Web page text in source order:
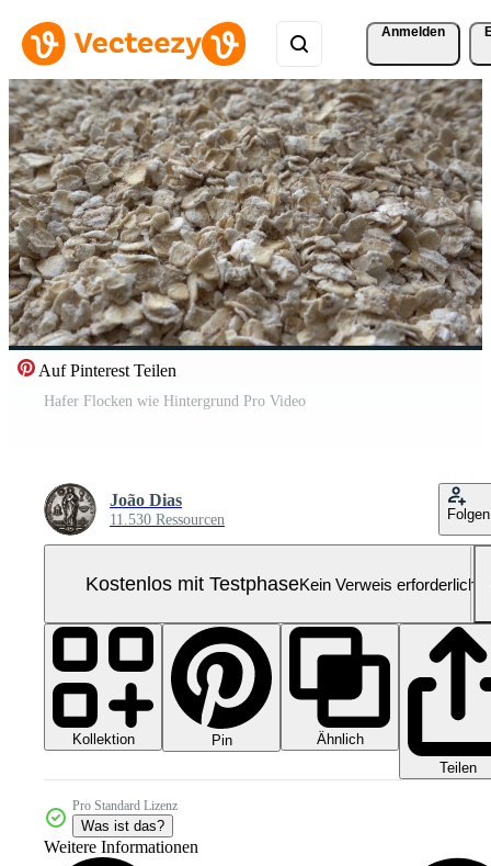
Anmelden
Auf Pinterest Teilen
Hafer Flocken wie Hintergrund Pro Video
João Dias
11.530 Ressourcen Folgen
Kostenlos mit TestphaseKein Verweis erforderlich
Kollektion Pin
Ähnlich
Teilen
Pro Standard Lizenz
Was ist das?
Weitere Informationen